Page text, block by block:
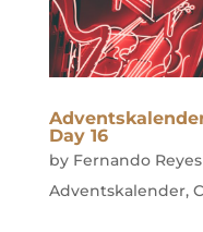
Day 16
by Fernando Reyes
Adventskalender,